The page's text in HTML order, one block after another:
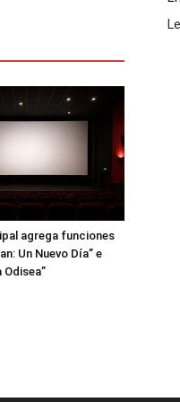
agrega funciones
Un Nuevo Día” e
Odisea”